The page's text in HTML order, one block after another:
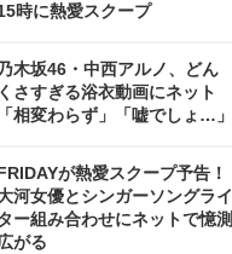
時に熱愛スクープ
乃木坂46・中西アルノ、どん
くさすぎる浴衣動画にネット
「相変わらず」「嘘でしょ…」
が熱愛スクープ予告！
河女優とシンガーソングライ
ー組み合わせにネットで憶測
がる